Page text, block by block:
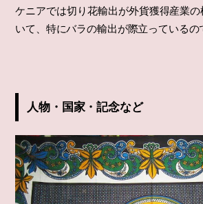
ケニアでは切り花輸出が外貨獲得産業
いて、特にバラの輸出が際立っているの
人物・国家・記念など